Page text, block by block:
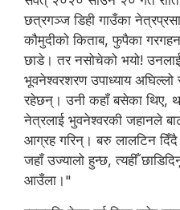
छत्रगञ्ज डिही गाउँका
कौमुदीको किताब, फुपैका
छाडे। तर नसोचेको भयो!
भूवनेश्वरशरण उपाध्याय अघिल्लो
रहेछन्। उनी कहाँ बसेका थिए,
नेत्रलाई भुवनेश्वरकी जहानले
आग्रह गरिन्। बरु लालटिन
जहाँ उज्यालो हुन्छ, त्यहीँ
आउँला।"